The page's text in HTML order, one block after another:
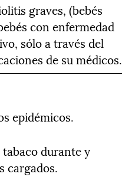
graves, (bebés
con enfermedad
sólo a través del
de su médicos.
epidémicos.
durante y
cargados.